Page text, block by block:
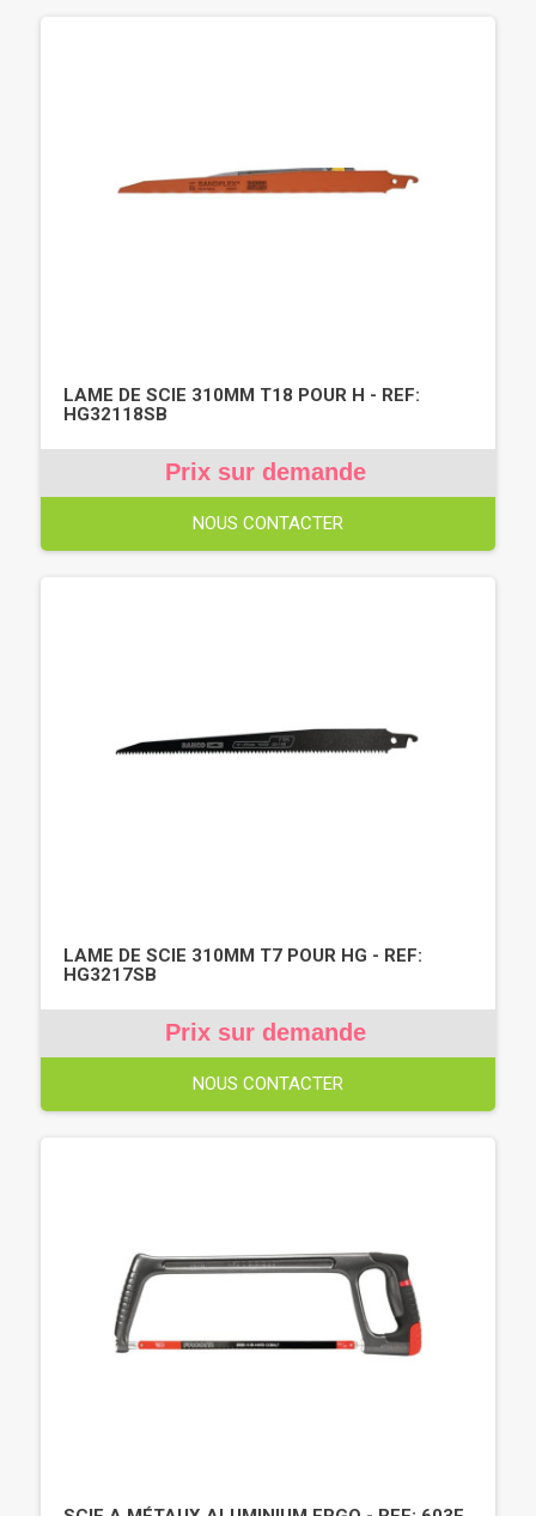
LAME DE SCIE 310MM T18 POUR H - REF:
HG32118SB
Prix sur demande
NOUS CONTACTER
LAME DE SCIE 310MM T7 POUR HG - REF:
HG3217SB
Prix sur demande
NOUS CONTACTER